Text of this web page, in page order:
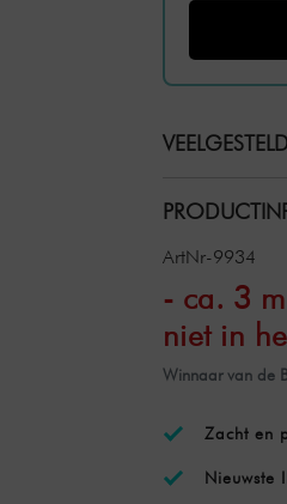
ArtNr-9934
- ca. 3
niet in
Winnaar van de
Zacht en
Nieuwste